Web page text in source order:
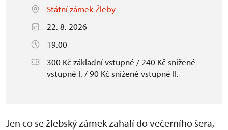
Státní zámek Žleby
22. 8. 2026
19.00
300 Kč základní vstupné / 240 Kč snížené
vstupné I. / 90 Kč snížené vstupné II.
Jen co se žlebský zámek zahalí do večerního šera,